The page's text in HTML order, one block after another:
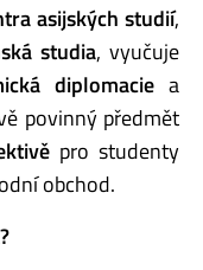
asijských studií,
studia, vyučuje
diplomaciea
povinný předmět
pro studenty
obchod.